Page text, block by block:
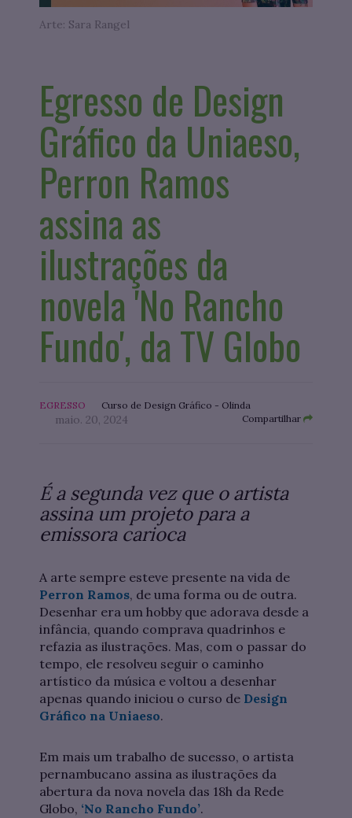
Arte: Sara Rangel
Egresso de Design
Gráfico da Uniaeso,
Perron Ramos
assina as
ilustrações da
novela 'No Rancho
Fundo', da TV Globo
EGRESSO Curso de Design Gráfico - Olinda
maio. 20, 2024 Compartilhar
É a segunda vez que o artista
assina um projeto para a
emissora carioca
A arte sempre esteve presente na vida de
Perron Ramos, de uma forma ou de outra.
Desenhar era um hobby que adorava desde a
infância, quando comprava quadrinhos e
refazia as ilustrações. Mas, com o passar do
tempo, ele resolveu seguir o caminho
artístico da música e voltou a desenhar
apenas quando iniciou o curso de Design
Gráfico na Uniaeso.
Em mais um trabalho de sucesso, o artista
pernambucano assina as ilustrações da
abertura da nova novela das 18h da Rede
Globo, ‘No Rancho Fundo’.